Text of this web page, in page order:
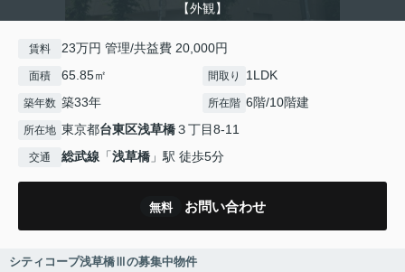
【外観】
賃料 23万円 管理/共益費 20,000円
面積 65.85㎡ 間取り 1LDK
築年数 築33年 所在階 6階/10階建
所在地 東京都台東区浅草橋３丁目8-11
交通 総武線 「浅草橋 」駅 徒歩5分
無料 お問い合わせ
シティコープ浅草橋Ⅲの募集中物件